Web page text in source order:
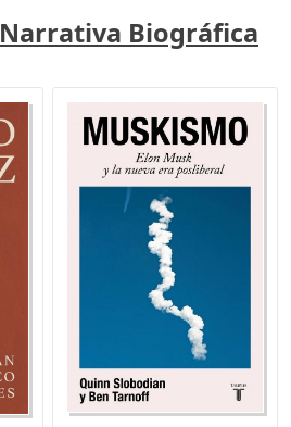
Narrativa Biográfica